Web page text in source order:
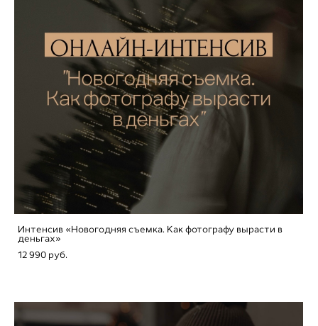
Интенсив «Новогодняя съемка. Как фотографу вырасти в
деньгах»
12 990 pуб.